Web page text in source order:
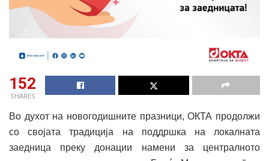
152
SHARES
Во духот на новогодишните празници, ОКТА продолжи
со својата традиција на поддршка на локалната
заедница преку донации намени за централното